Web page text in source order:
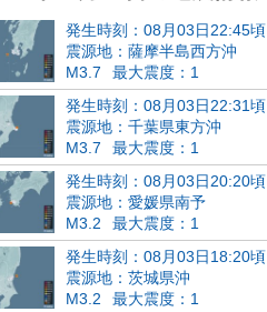
発生時刻：08月03日22:45頃
震源地：薩摩半島西方沖
M3.7
最大震度：1
発生時刻：08月03日22:31頃
震源地：千葉県東方沖
M3.7
最大震度：1
発生時刻：08月03日20:20頃
震源地：愛媛県南予
M3.2
最大震度：1
発生時刻：08月03日18:20頃
震源地：茨城県沖
M3.2
最大震度：1